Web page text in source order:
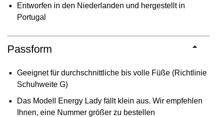
Entworfen in den Niederlanden und hergestellt in
Portugal
Passform
Geeignet für durchschnittliche bis volle Füße (Richtlinie
Schuhweite G)
Das Modell Energy Lady fällt klein aus. Wir empfehlen
Ihnen, eine Nummer größer zu bestellen